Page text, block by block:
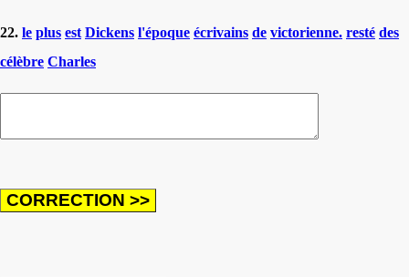
22. le plus est Dickens l'époque écrivains de victorienne. resté des
célèbre Charles